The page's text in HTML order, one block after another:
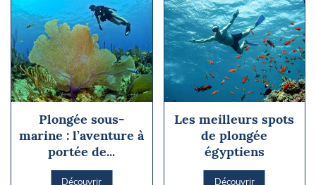
Plongée sous-
marine : l’aventure à
portée de...
Découvrir
Les meilleurs spots
de plongée
égyptiens
Découvrir